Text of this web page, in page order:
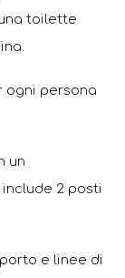
toilette
ogni persona
un
2 posti
e linee di